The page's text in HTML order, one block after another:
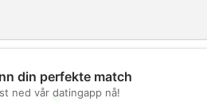
💖
din perfekte match
ned vår datingapp nå!